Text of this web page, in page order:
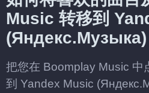
Music 转移到
(Яндекс.Музыка)
把您在 Boomplay Music 中
到 Yandex Music